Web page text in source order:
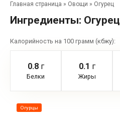
Главная страница » Овощи » Огурец
Ингредиенты: Огурец
Калорийность на 100 грамм (кбжу):
0.8г
Белки
0.1 г
Жиры
Огурцы